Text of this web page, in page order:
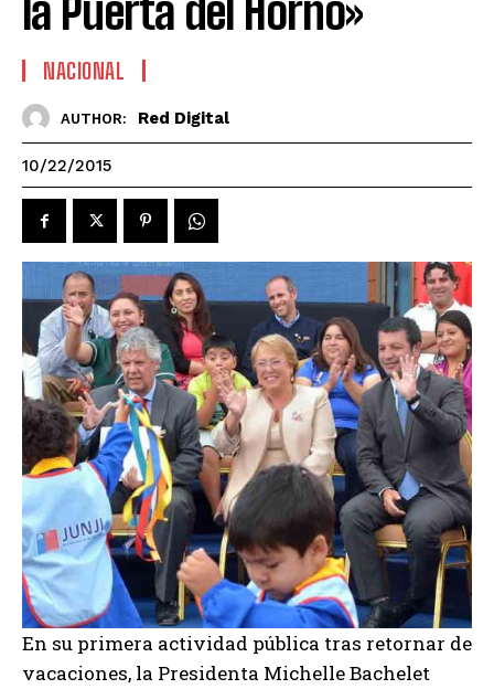
la Puerta del Horno»
NACIONAL
AUTHOR: Red Digital
10/22/2015
En su primera actividad pública tras retornar de
vacaciones, la Presidenta Michelle Bachelet